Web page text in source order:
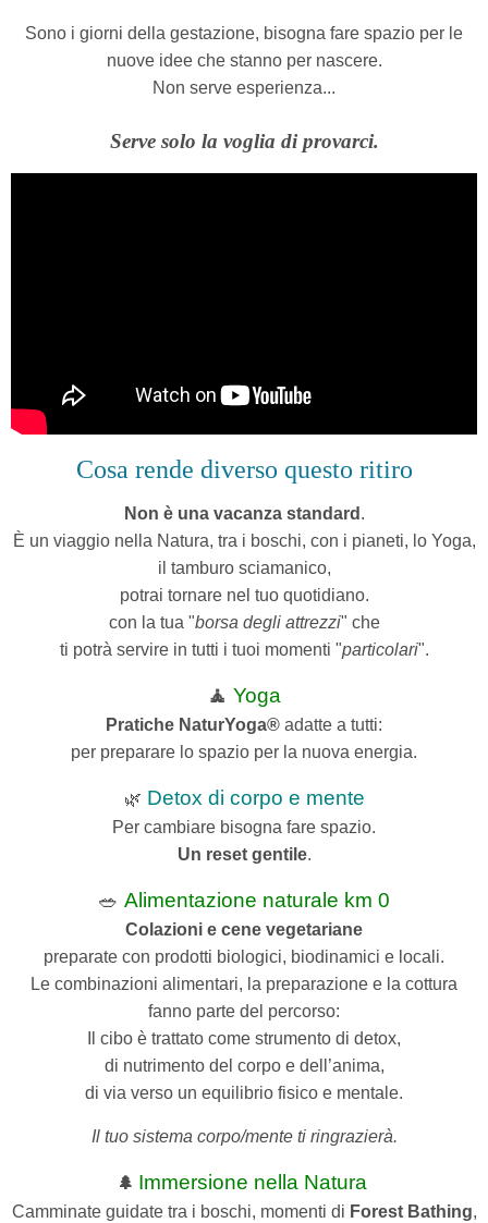
Sono i giorni della gestazione, bisogna fare spazio per le
nuove idee che stanno per nascere.
Non serve esperienza...
Serve solo la voglia di provarci.
Cosa rende diverso questo ritiro
Non è una vacanza standard .
È un viaggio nella Natura, tra i boschi, con i pianeti, lo Yoga,
il tamburo sciamanico,
potrai tornare nel tuo quotidiano.
con la tua "borsa degli attrezzi" che
ti potrà servire in tutti i tuoi momenti "particolari".
🧘 Yoga
Pratiche NaturYoga® adatte a tutti:
per preparare lo spazio per la nuova energia.
🌿 Detox di corpo e mente
Per cambiare bisogna fare spazio.
Un reset gentile.
🥗 Alimentazione naturale km 0
Colazioni e cene vegetariane
preparate con prodotti biologici, biodinamici e locali.
Le combinazioni alimentari, la preparazione e la cottura
fanno parte del percorso:
Il cibo è trattato come strumento di detox,
di nutrimento del corpo e dell’anima,
di via verso un equilibrio fisico e mentale.
Il tuo sistema corpo/mente ti ringrazierà.
🌲 Immersione nella Natura
Camminate guidate tra i boschi, momenti di Forest Bathing,